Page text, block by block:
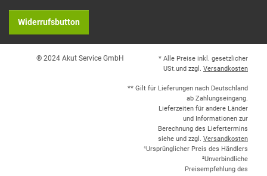
Widerrufsbutton
® 2024 Akut Service GmbH
* Alle Preise inkl. gesetzlicher
USt.und zzgl. Versandkosten
** Gilt für Lieferungen nach Deutschland
ab Zahlungseingang.
Lieferzeiten für andere Länder
und Informationen zur
Berechnung des Liefertermins
siehe und zzgl. Versandkosten
¹Ursprünglicher Preis des Händlers
²Unverbindliche
Preisempfehlung des